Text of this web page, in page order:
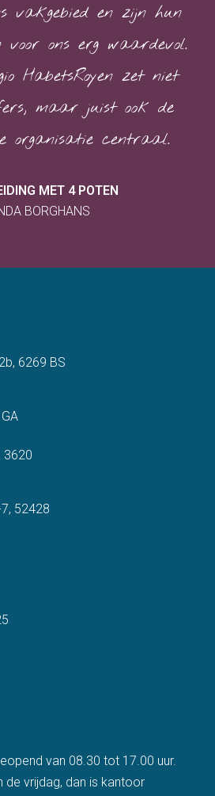
vakgebied en zijn hun
voor ons erg waardevol.
HabetsRoyen zet niet
maar juist ook de
organisatie centraal.
MET 4 POTEN
BORGHANS
6269 BS
3620
52428
van 08.30 tot 17.00 uur.
de vrijdag, dan is kantoor